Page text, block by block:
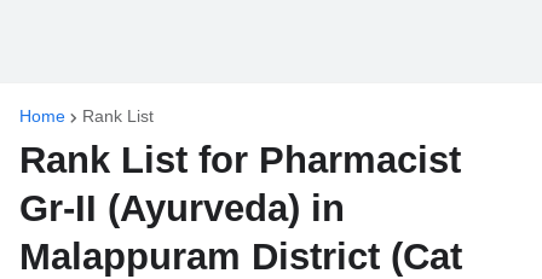
Home Rank List
Rank List for Pharmacist
Gr-II (Ayurveda) in
Malappuram District (Cat